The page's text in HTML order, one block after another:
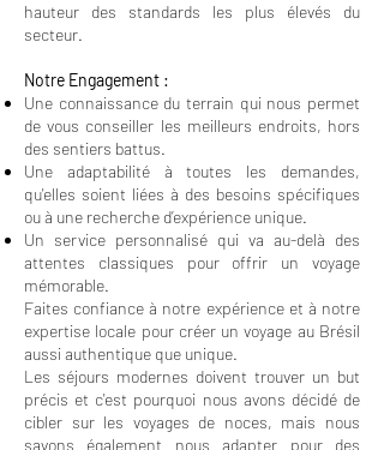
hauteur des standards les plus élevés du
secteur.
Notre Engagement :
Une connaissance du terrain qui nous permet
de vous conseiller les meilleurs endroits, hors
des sentiers battus.
Une adaptabilité à toutes les demandes,
qu'elles soient liées à des besoins spécifiques
ou à une recherche d’expérience unique.
Un service personnalisé qui va au-delà des
attentes classiques pour offrir un voyage
mémorable.
Faites confiance à notre expérience et à notre
expertise locale pour créer un voyage au Brésil
aussi authentique que unique.
Les séjours modernes doivent trouver un but
précis et c'est pourquoi nous avons décidé de
cibler sur les voyages de noces, mais nous
savons également nous adapter pour des